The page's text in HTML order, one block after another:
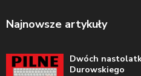
Najnowsze artykuły
Dwóch
Durowskiego